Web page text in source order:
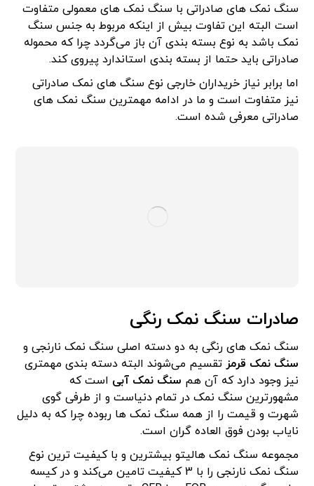
سنگ نمک های صادراتی با سنگ نمک های معمولی متفاوت
است البته این تفاوت بیش از اینکه مربوط به جنس سنگ
نمک باشد به نوع بسته بندی آن باز می‌گردد چرا که محموله
صادراتی باید حتما از بسته بندی استاندارد پیروی کند.
اما برابر نیاز خریداران خارجی نوع سنگ های نمک صادراتی
نیز متفاوت است و ما در ادامه مهمترین سنگ نمک های
صادراتی معرفی شده است.
صادرات سنگ نمک رنگی
سنگ نمک های رنگی به دو دسته اصلی سنگ نمک نارنجی و
سنگ نمک قرمز تقسیم می‌شوند البته دسته بندی مهمتری
نیز وجود دارد که آن هم سنگ نمک آبی است که
مشهورترین سنگ نمک در تمام دنیاست و از طرفی گوی
شهرت و قیمت را از همه سنگ نمک ها ربوده چرا که به دلیل
نایاب بودن فوق العاده گران است.
مجموعه سنگ نمک هالیتو بیشترین و با کیفیت ترین نوع
سنگ نمک نارنجی را با 3 کیفیت تامین می‌کند و در کیسه